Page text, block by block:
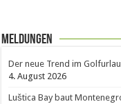
Meldungen
Der neue Trend im
4. August 2026
Luštica Bay baut